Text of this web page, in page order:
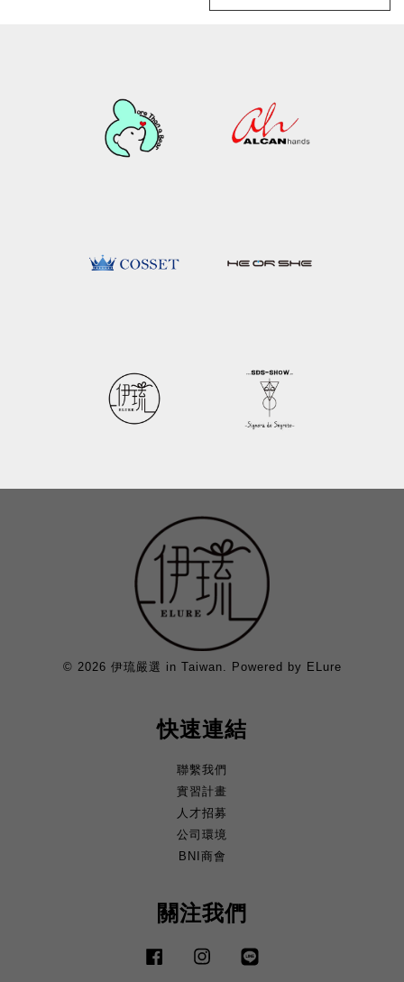
© 2026 伊琉嚴選 in Taiwan. Powered by ELure
快速連結
聯繫我們
實習計畫
人才招募
公司環境
BNI商會
關注我們
Facebook Instagram